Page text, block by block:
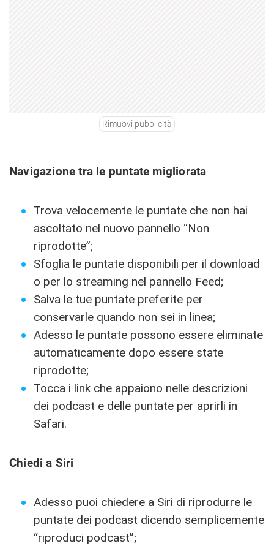
Rimuovi pubblicità
Navigazione tra le puntate migliorata
Trova velocemente le puntate che non hai
ascoltato nel nuovo pannello “Non
riprodotte”;
Sfoglia le puntate disponibili per il download
o per lo streaming nel pannello Feed;
Salva le tue puntate preferite per
conservarle quando non sei in linea;
Adesso le puntate possono essere eliminate
automaticamente dopo essere state
riprodotte;
Tocca i link che appaiono nelle descrizioni
dei podcast e delle puntate per aprirli in
Safari.
Chiedi a Siri
Adesso puoi chiedere a Siri di riprodurre le
puntate dei podcast dicendo semplicemente
“riproduci podcast”;